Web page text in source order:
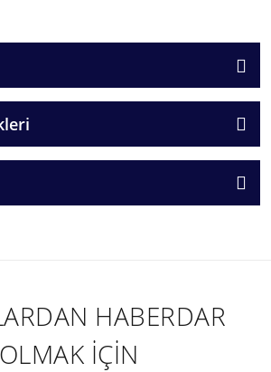
HABERDAR
OLMAK İÇİN